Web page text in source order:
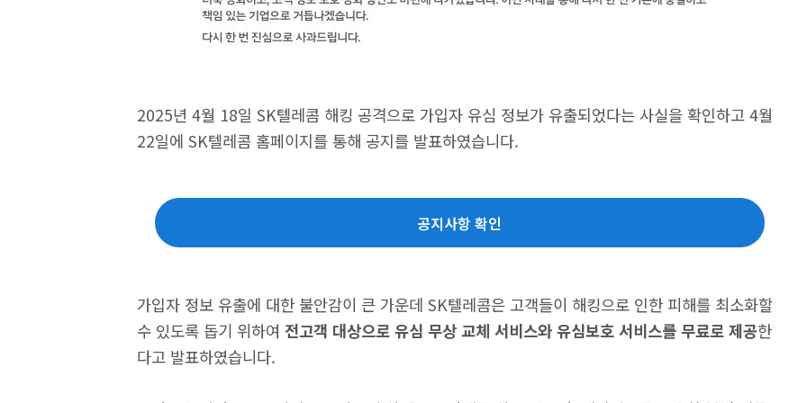
2025년 4월 18일 SK텔레콤 해킹 공격으로 가입자 유심 정보가 유출되었다는 사실을 확인하고 4월
22일에 SK텔레콤 홈페이지를 통해 공지를 발표하였습니다.
공지사항 확인
가입자 정보 유출에 대한 불안감이 큰 가운데 SK텔레콤은 고객들이 해킹으로 인한 피해를 최소화할
수 있도록 돕기 위하여 전고객 대상으로 유심 무상 교체 서비스와 유심보호 서비스를 무료로 제공한
다고 발표하였습니다.